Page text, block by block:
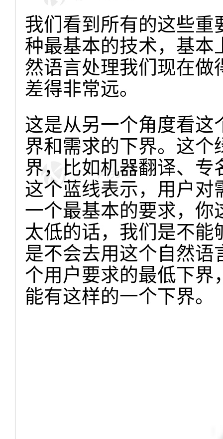
我们看到所有的这些重
种最基本的技术，基本
然语言处理我们现在做
差得非常远。
这是从另一个角度看这
界和需求的下界。这个
界，比如机器翻译、
这个蓝线表示，用户对
一个最基本的要求，你
太低的话，我们是不
是不会去用这个自然
个用户要求的最低下界
能有这样的一个下界。